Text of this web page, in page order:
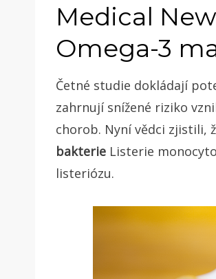
Medical
Omega-3
Četné studie dokládají
zahrnují snížené riziko
chorob. Nyní vědci zjistili,
bakterie Listerie
listeriózu.